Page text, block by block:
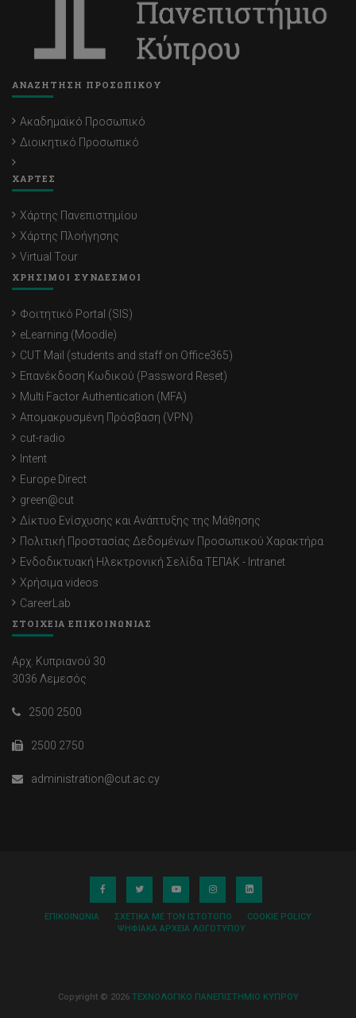
ΑΝΑΖΗΤΗΣΗ ΠΡΟΣΩΠΙΚΟΥ
Ακαδημαϊκό Προσωπικό
Διοικητικό Προσωπικό
ΧΑΡΤΕΣ
Χάρτης Πανεπιστημίου
Χάρτης Πλοήγησης
Virtual Tour
ΧΡΗΣΙΜΟΙ ΣΥΝΔΕΣΜΟΙ
Φοιτητικό Portal (SIS)
eLearning (Moodle)
CUT Mail (students and staff on Office365)
Επανέκδοση Κωδικού (Password Reset)
Multi Factor Authentication (MFA)
Απομακρυσμένη Πρόσβαση (VPN)
cut-radio
Intent
Europe Direct
green@cut
Δίκτυο Ενίσχυσης και Ανάπτυξης της Μάθησης
Πολιτική Προστασίας Δεδομένων Προσωπικού Χαρακτήρα
Ενδοδικτυακή Ηλεκτρονική Σελίδα ΤΕΠΑΚ - Intranet
Χρήσιμα videos
CareerLab
ΣΤΟΙΧΕΙΑ ΕΠΙΚΟΙΝΩΝΙΑΣ
Αρχ. Κυπριανού 30
3036 Λεμεσός
2500 2500
2500 2750
administration@cut.ac.cy
ΕΠΙΚΟΙΝΩΝΊΑ ΣΧΕΤΙΚΆ ΜΕ ΤΟΝ ΙΣΤΌΤΟΠΟ
COOKIE POLICY
ΨΗΦΙΑΚΆ ΑΡΧΕΊΑ ΛΟΓΌΤΥΠΟΥ
Copyright © 2026 ΤΕΧΝΟΛΟΓΙΚΟ ΠΑΝΕΠΙΣΤΗΜΙΟ ΚΥΠΡΟΥ